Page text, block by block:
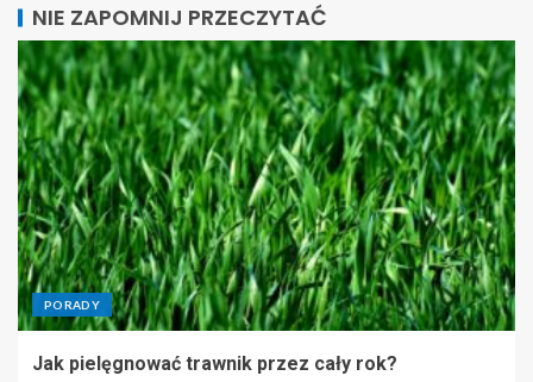
NIE ZAPOMNIJ PRZECZYTAĆ
PORADY
Jak pielęgnować trawnik przez cały rok?